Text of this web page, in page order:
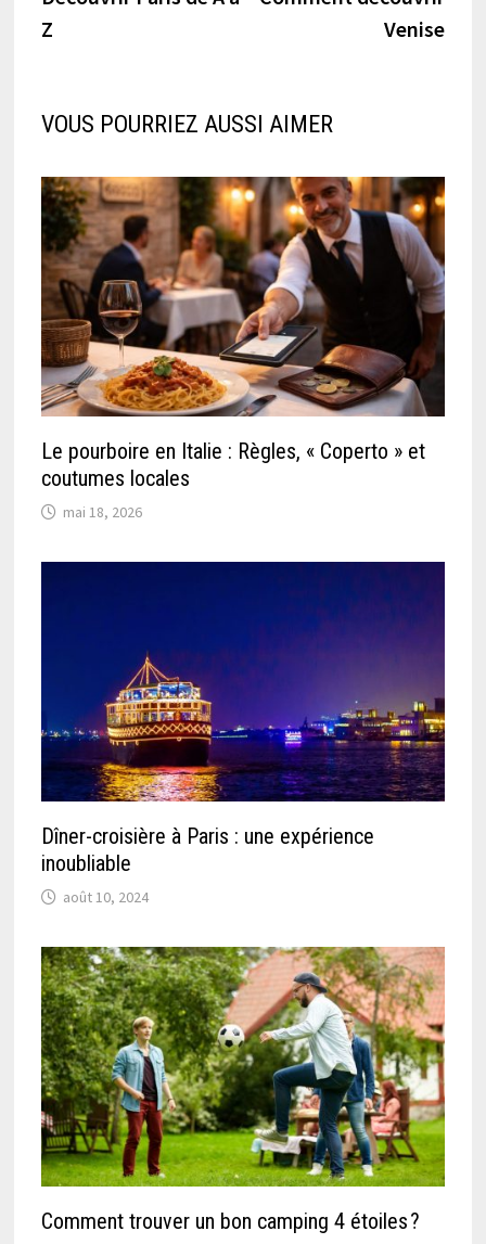
de
Z
Venise
VOUS POURRIEZ AUSSI AIMER
Le pourboire en Italie : Règles, « Coperto » et
coutumes locales
mai 18, 2026
Dîner-croisière à Paris : une expérience
inoubliable
août 10, 2024
Comment trouver un bon camping 4 étoiles ?